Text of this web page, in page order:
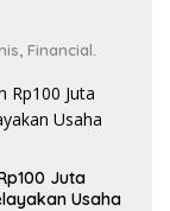
Financial.
Juta
Usaha